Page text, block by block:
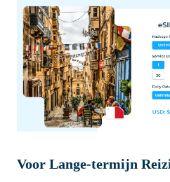
Voor Lange-termijn